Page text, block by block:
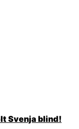
Svenja blind!